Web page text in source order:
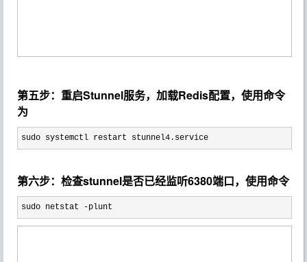
第五步：重启Stunnel服务，加载Redis配置，使用命令
为
sudo systemctl restart stunnel4.service
第六步：检查stunnel是否已经监听6380端口，使用命令
sudo netstat -plunt